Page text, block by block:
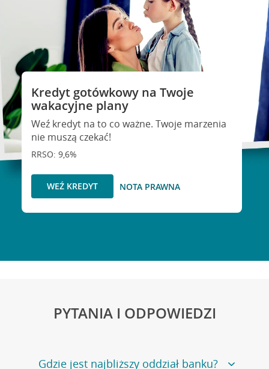
Kredyt gotówkowy na Twoje
wakacyjne plany
Weź kredyt na to co ważne. Twoje marzenia
nie muszą czekać!
RRSO: 9,6%
WEŹ KREDYT NOTA PRAWNA
PYTANIA I ODPOWIEDZI
Gdzie jest najbliższy oddział banku?